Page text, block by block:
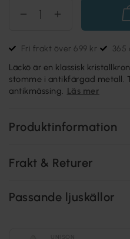
Fri frakt över 699 kr 365
Läckö är en klassisk
stomme i antikfärgad metall.
antikmässing. Läs mer
Produktinformation
Frakt & Returer
Passande ljuskällor